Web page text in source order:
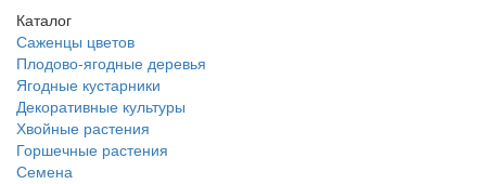
Каталог
Саженцы цветов
Плодово-ягодные деревья
Ягодные кустарники
Декоративные культуры
Хвойные растения
Горшечные растения
Семена